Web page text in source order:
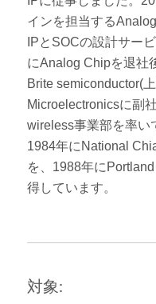
インを担当する
IPとSOCの設計サー
にAnalog Chipを退社
Brite semiconductor(
Microelectronicsに副
wireless事業部を率い
1984年にNational
を、1988年に
得しています。
対象: